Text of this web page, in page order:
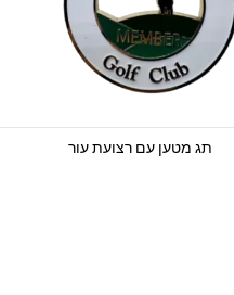
תג מטען עם רצועת עור